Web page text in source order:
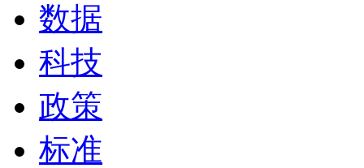
数据
科技
政策
标准